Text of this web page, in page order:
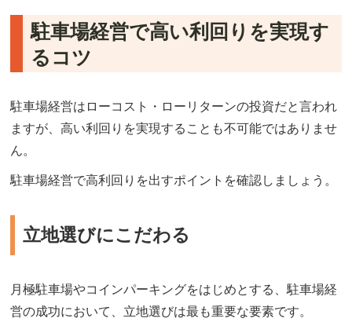
駐車場経営で高い利回りを実現す
るコツ
駐車場経営はローコスト・ローリターンの投資だと言われ
ますが、高い利回りを実現することも不可能ではありませ
ん。
駐車場経営で高利回りを出すポイントを確認しましょう。
立地選びにこだわる
月極駐車場やコインパーキングをはじめとする、駐車場経
営の成功において、立地選びは最も重要な要素です。